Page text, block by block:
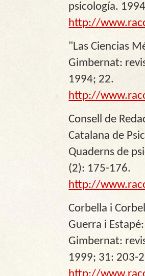
psicología.
http://
"Las Ciencias
Gimbernat:
1994; 22.
http://
Consell de
Catalana de
Quaderns de
(2): 175-176.
http://
Corbella i
Guerra i
Gimbernat:
1999; 31: 203-